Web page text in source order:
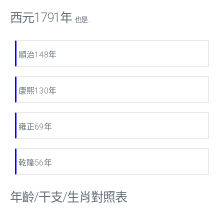
西元1791年 也是...
順治148年
康熙130年
雍正69年
乾隆56年
年齡/干支/生肖對照表